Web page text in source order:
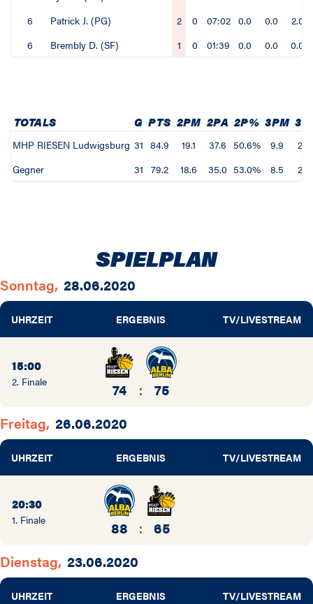
6
Patrick J. (PG) 2 0 07:02 0.0 0.0
2.0
6
Brembly D. (SF) 1 0 01:39 0.0 0.0 0.0
TOTALS G PTS 2PM 2PA 2P% 3PM
MHP RIESEN Ludwigsburg 31 84.9 19.1 37.6 50.6% 9.9
Gegner
31 79.2 18.6 35.0 53.0% 8.5
SPIELPLAN
Sonntag, 28.06.2020
UHRZEIT ERGEBNIS TV/LIVESTREAM
15:00
2. Finale 74 :
75
Freitag, 26.06.2020
UHRZEIT ERGEBNIS TV/LIVESTREAM
20:30
1. Finale 88 : 65
Dienstag, 23.06.2020
UHRZEIT ERGEBNIS TV/LIVESTREAM